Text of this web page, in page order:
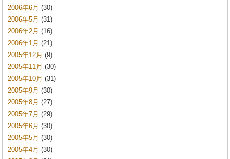
2006年6月 (30)
2006年5月 (31)
2006年2月 (16)
2006年1月 (21)
2005年12月 (9)
2005年11月 (30)
2005年10月 (31)
2005年9月 (30)
2005年8月 (27)
2005年7月 (29)
2005年6月 (30)
2005年5月 (30)
2005年4月 (30)